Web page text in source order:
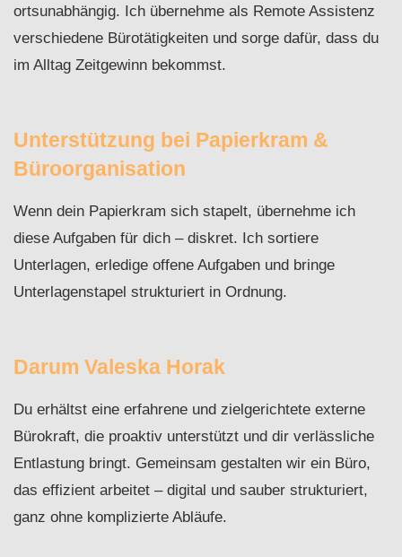
ortsunabhängig. Ich übernehme als Remote Assistenz
verschiedene Bürotätigkeiten und sorge dafür, dass du
im Alltag Zeitgewinn bekommst.
Unterstützung bei Papierkram &
Büroorganisation
Wenn dein Papierkram sich stapelt, übernehme ich
diese Aufgaben für dich – diskret. Ich sortiere
Unterlagen, erledige offene Aufgaben und bringe
Unterlagenstapel strukturiert in Ordnung.
Darum Valeska Horak
Du erhältst eine erfahrene und zielgerichtete externe
Bürokraft, die proaktiv unterstützt und dir verlässliche
Entlastung bringt. Gemeinsam gestalten wir ein Büro,
das effizient arbeitet – digital und sauber strukturiert,
ganz ohne komplizierte Abläufe.